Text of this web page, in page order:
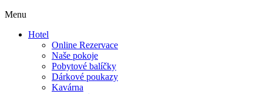
Menu
Hotel
Online Rezervace
Naše pokoje
Pobytové balíčky
Dárkové poukazy
Kavárna